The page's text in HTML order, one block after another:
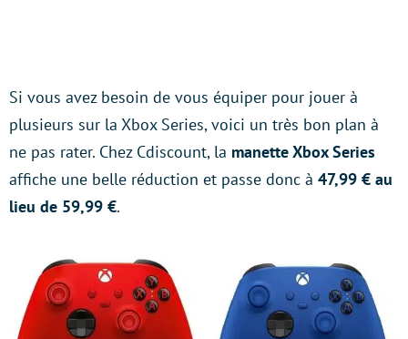
Si vous avez besoin de vous équiper pour jouer à
plusieurs sur la Xbox Series, voici un très bon plan à
ne pas rater. Chez Cdiscount, la manette Xbox Series
affiche une belle réduction et passe donc à 47,99 € au
lieu de 59,99 €.